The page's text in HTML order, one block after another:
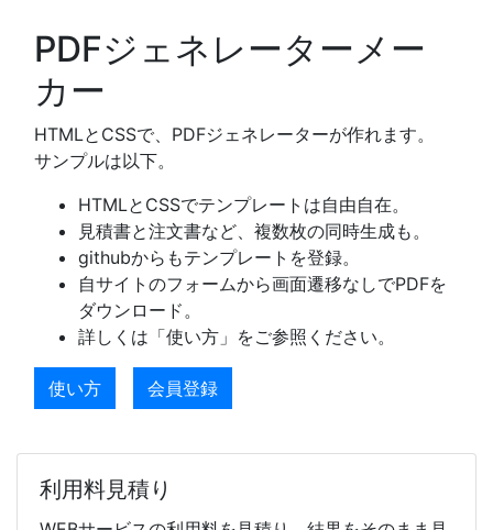
PDFジェネレーターメー
カー
HTMLとCSSで、PDFジェネレーターが作れます。
サンプルは以下。
HTMLとCSSでテンプレートは自由自在。
見積書と注文書など、複数枚の同時生成も。
githubからもテンプレートを登録。
自サイトのフォームから画面遷移なしでPDFを
ダウンロード。
詳しくは「使い方」をご参照ください。
使い方 会員登録
利用料見積り